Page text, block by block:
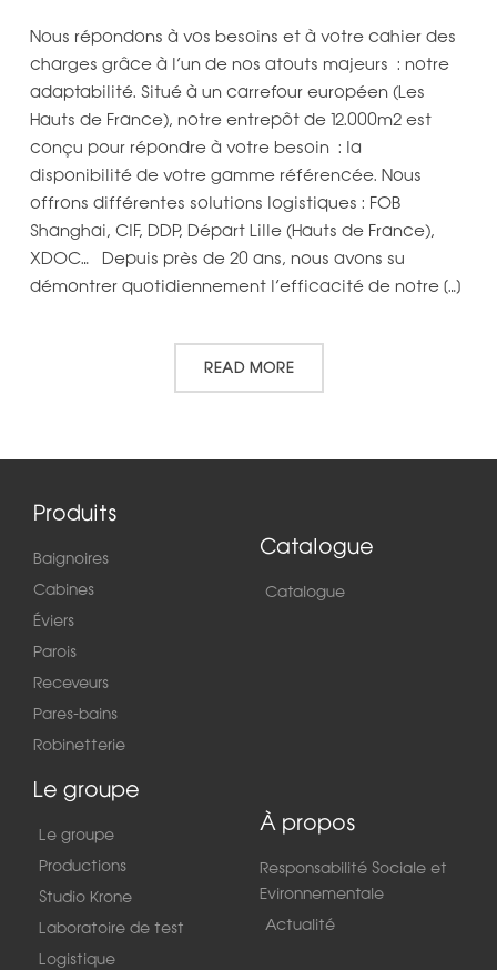
Nous répondons à vos besoins et à votre cahier des
charges grâce à l’un de nos atouts majeurs : notre
adaptabilité. Situé à un carrefour européen (Les
Hauts de France), notre entrepôt de 12.000m2 est
conçu pour répondre à votre besoin : la
disponibilité de votre gamme référencée. Nous
offrons différentes solutions logistiques : FOB
Shanghai, CIF, DDP, Départ Lille (Hauts de France),
XDOC… Depuis près de 20 ans, nous avons su
démontrer quotidiennement l’efficacité de notre […]
READ MORE
Produits
Baignoires
Cabines
Éviers
Parois
Receveurs
Pares-bains
Robinetterie
Catalogue
Catalogue
Le groupe
Le groupe
Productions
Studio Krone
Laboratoire de test
Logistique
À propos
Responsabilité Sociale et
Evironnementale
Actualité